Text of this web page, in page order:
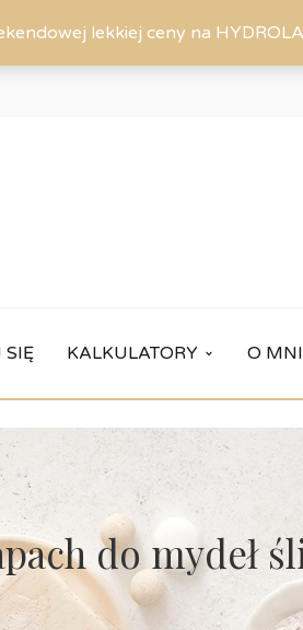
lekkiej ceny na
SIĘ KALKULATORY O
do mydeł